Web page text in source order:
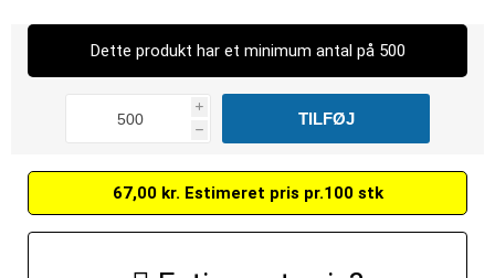
Dette produkt har et minimum antal på 500
i
h
67,00 kr. Estimeret pris pr.100 stk